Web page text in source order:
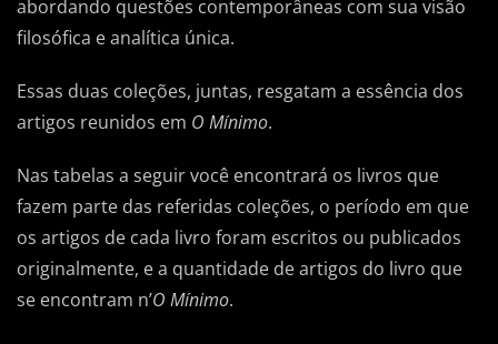
abordando questões contemporâneas com sua visão
filosófica e analítica única.
Essas duas coleções, juntas, resgatam a essência dos
artigos reunidos em O Mínimo.
Nas tabelas a seguir você encontrará os livros que
fazem parte das referidas coleções, o período em que
os artigos de cada livro foram escritos ou publicados
originalmente, e a quantidade de artigos do livro que
se encontram n’O Mínimo.